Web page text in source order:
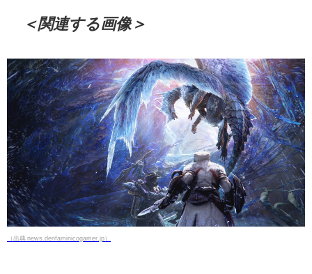
＜関連する画像＞
（出典 news.denfaminicogamer.jp）